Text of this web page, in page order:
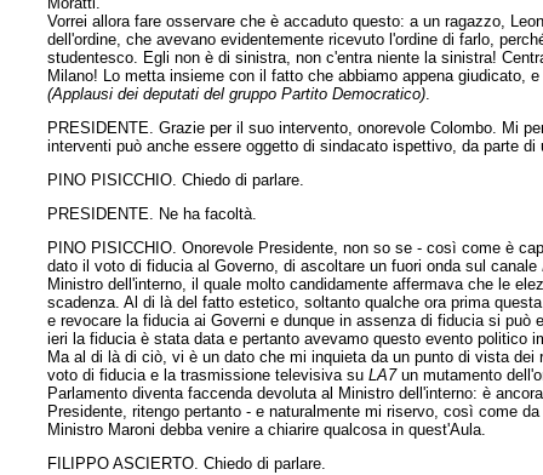
Vorrei allora fare osservare che è accaduto questo: a un ragazzo,
dell'ordine, che avevano evidentemente ricevuto l'ordine di farlo,
studentesco. Egli non è di sinistra, non c'entra niente la sinistra!
Milano! Lo metta insieme con il fatto che abbiamo appena giudicato,
(Applausi dei deputati del gruppo Partito Democratico)
PRESIDENTE. Grazie per il suo intervento, onorevole Colombo. Mi
interventi può anche essere oggetto di sindacato ispettivo, da parte
PINO PISICCHIO. Chiedo di parlare.
PRESIDENTE. Ne ha facoltà.
PINO PISICCHIO. Onorevole Presidente, non so se - così come è
dato il voto di fiducia al Governo, di ascoltare un fuori onda sul canale
Ministro dell'interno, il quale molto candidamente affermava che le
scadenza. Al di là del fatto estetico, soltanto qualche ora prima
e revocare la fiducia ai Governi e dunque in assenza di fiducia si
ieri la fiducia è stata data e pertanto avevamo questo evento politico
Ma al di là di ciò, vi è un dato che mi inquieta da un punto di vista
voto di fiducia e la trasmissione televisiva suLA7un mutamento
Parlamento diventa faccenda devoluta al Ministro dell'interno: è
Presidente, ritengo pertanto - e naturalmente mi riservo, così come
Ministro Maroni debba venire a chiarire qualcosa in quest'Aula.
FILIPPO ASCIERTO. Chiedo di parlare.